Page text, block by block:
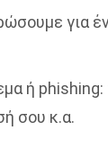
για
ή phishing:
σου κ.α.